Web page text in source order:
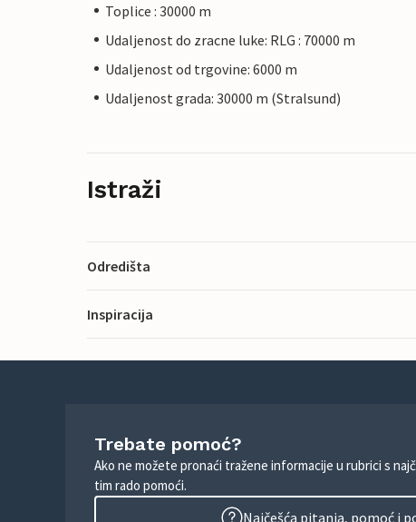
Toplice : 30000 m
Udaljenost do zracne luke: RLG : 70000 m
Udaljenost od trgovine: 6000 m
Udaljenost grada: 30000 m (Stralsund)
Istraži
Odredišta
Inspiracija
Trebate pomoć?
Ako ne možete pronaći tražene informacije u rubrici s
tim rado pomoći.
Najčešća pitanja, pomoć i